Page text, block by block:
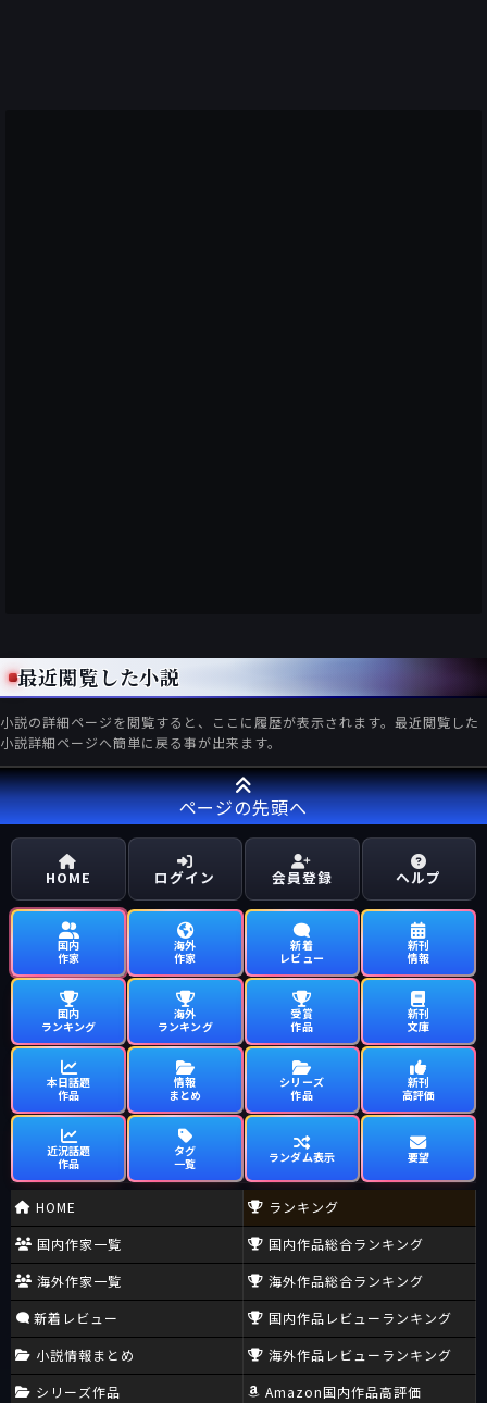
最近閲覧した小説
小説の詳細ページを閲覧すると、ここに履歴が表示されます。最近閲覧した
小説詳細ページへ簡単に戻る事が出来ます。
ページの先頭へ
HOME ログイン 会員登録 ヘルプ
国内
作家
海外
作家
新着
レビュー
新刊
情報
国内
ランキング
海外
ランキング
受賞
作品
新刊
文庫
本日話題
作品
情報
まとめ
シリーズ
作品
新刊
高評価
近況話題
作品
タグ
一覧
ランダム表示 要望
HOME
国内作家一覧
海外作家一覧
新着レビュー
小説情報まとめ
シリーズ作品
ランキング
国内作品総合ランキング
海外作品総合ランキング
国内作品レビューランキング
海外作品レビューランキング
Amazon国内作品高評価